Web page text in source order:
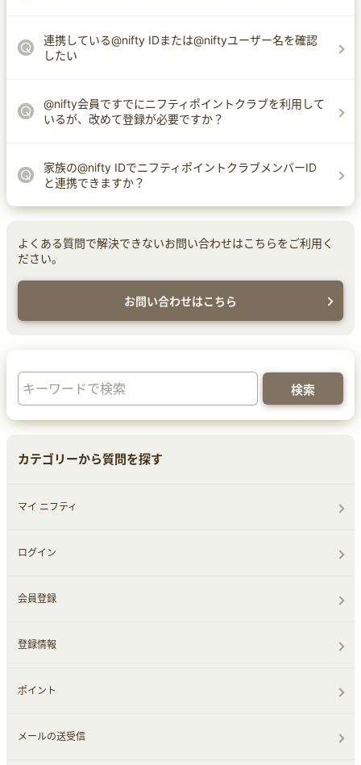
連携している@nifty IDまたは@niftyユーザー名を確認
したい
@nifty会員ですでにニフティポイントクラブを利用して
いるが、改めて登録が必要ですか？
家族の@nifty IDでニフティポイントクラブメンバーID
と連携できますか？
よくある質問で解決できないお問い合わせはこちらをご利用く
ださい。
お問い合わせはこちら
カテゴリーから質問を探す
マイ ニフティ
ログイン
会員登録
登録情報
ポイント
メールの送受信